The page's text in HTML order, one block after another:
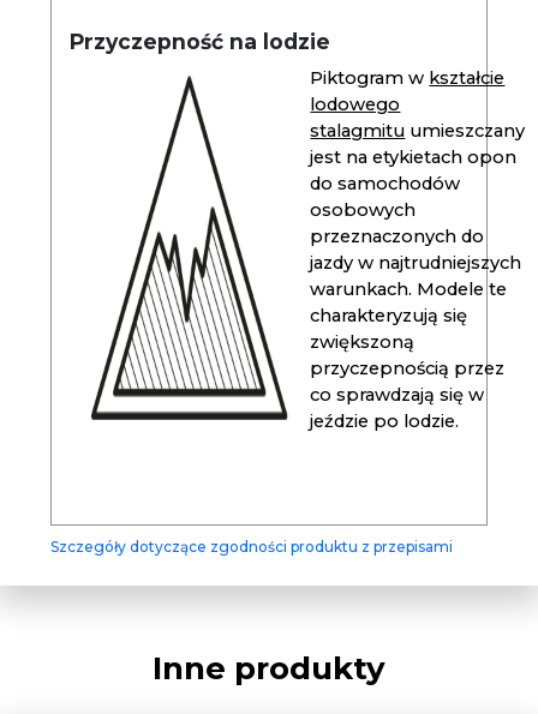
Przyczepność na lodzie
Piktogram w kształcie
lodowego
stalagmitu umieszczany
jest na etykietach opon
do samochodów
osobowych
przeznaczonych do
jazdy w najtrudniejszych
warunkach. Modele te
charakteryzują się
zwiększoną
przyczepnością przez
co sprawdzają się w
jeździe po lodzie.
Szczegóły dotyczące zgodności produktu z przepisami
Inne produkty